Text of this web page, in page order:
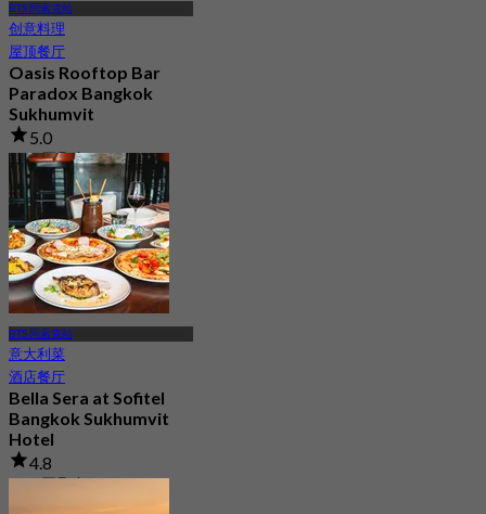
BTS 阿索克站
创意料理
屋顶餐厅
Oasis Rooftop Bar
Paradox Bangkok
Sukhumvit
5.0
500 已预订
起฿ 333
BTS 阿索克站
意大利菜
酒店餐厅
Bella Sera at Sofitel
Bangkok Sukhumvit
Hotel
4.8
493 已预订